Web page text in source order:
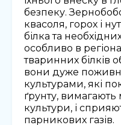
безпеку.
квасоля, горох і
білка та
особливо в
тваринних білків
вони дуже
культурами, які
ґрунту,
культури, і
парникових газів.